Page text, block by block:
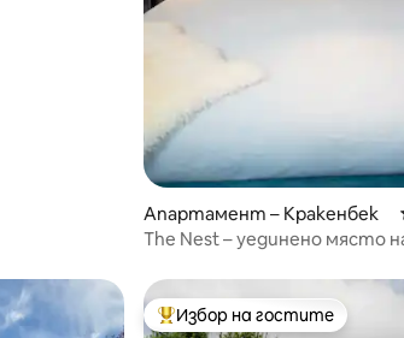
Апартамент – Кракенбек
The Nest – уединено място
Най-популярен избор на
Избор на гостите